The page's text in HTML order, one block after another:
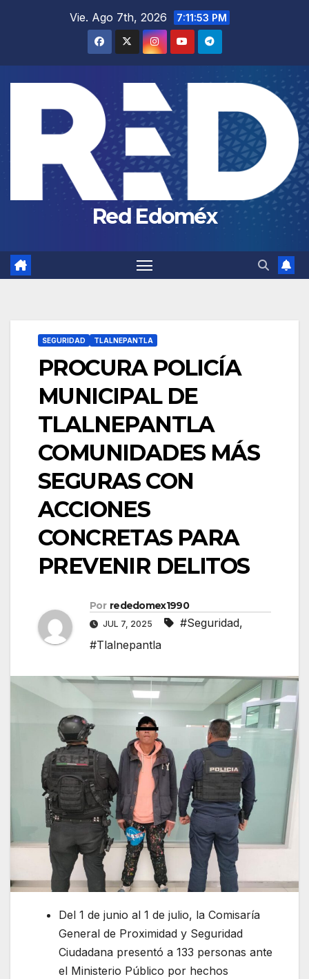
Vie. Ago 7th, 2026 7:11:54 PM
Red Edoméx
SEGURIDAD TLALNEPANTLA
PROCURA POLICÍA
MUNICIPAL DE
TLALNEPANTLA
COMUNIDADES MÁS
SEGURAS CON
ACCIONES
CONCRETAS PARA
PREVENIR DELITOS
Por rededomex1990
JUL 7, 2025 #Seguridad,
#Tlalnepantla
Del 1 de junio al 1 de julio, la Comisaría
General de Proximidad y Seguridad
Ciudadana presentó a 133 personas ante
el Ministerio Público por hechos